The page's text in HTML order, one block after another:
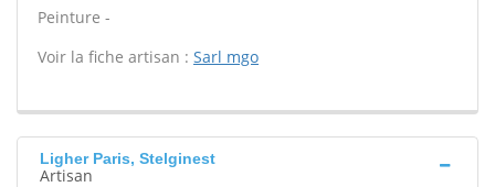
Peinture -
Voir la fiche artisan : Sarl mgo
Ligher Paris, Stelginest
Artisan